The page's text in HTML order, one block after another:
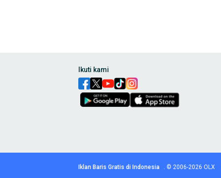
kebutuhan komunikasi, hiburan, dan produktivitas Anda!
, hingga perlengkapanlighting. Dapatkan koleksi alat yang
Ikuti kami
Iklan Baris Gratis di Indonesia . © 2006-2026 OLX